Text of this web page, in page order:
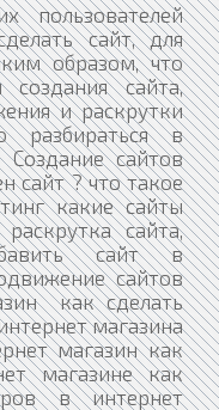
пользователей
сайт, для
образом, что
сайта,
и раскрутки
разбираться в
Создание сайтов
сайт ? что такое
какие сайты
сайта,
сайт в
сайтов
как сделать
магазина
магазин как
магазине как
в интернет